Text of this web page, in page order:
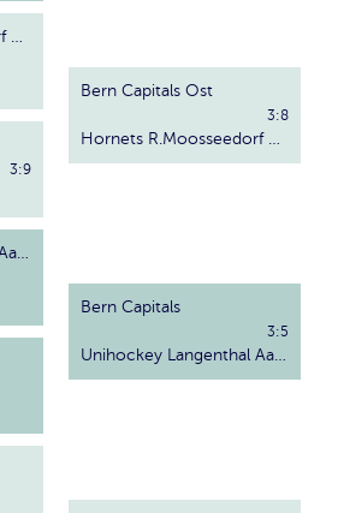
Hornets R.Moosseedorf Worblental
3:9
Unihockey Langenthal Aarwangen
Bern Capitals Ost
Hornets R.Moosseedorf Worblental
3:8
Bern Capitals
Unihockey Langenthal Aarwangen
3:5